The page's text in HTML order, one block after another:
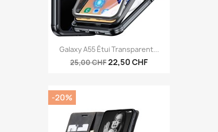
Galaxy A55 Étui Transparent...
25,00 CHF22,50 CHF
-20%